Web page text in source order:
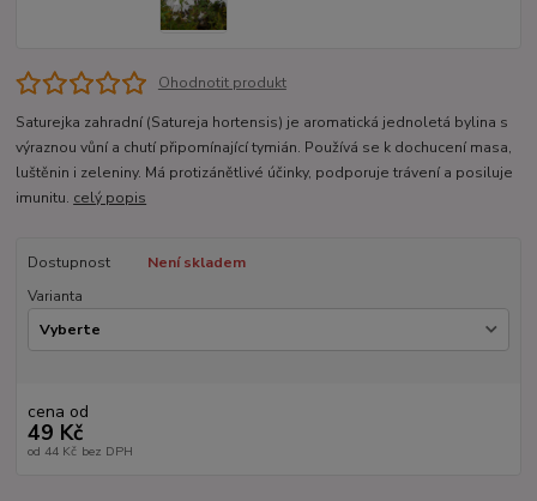
Ohodnotit produkt
Saturejka zahradní (Satureja hortensis) je aromatická jednoletá bylina s
výraznou vůní a chutí připomínající tymián. Používá se k dochucení masa,
luštěnin i zeleniny. Má protizánětlivé účinky, podporuje trávení a posiluje
imunitu. celý popis
Dostupnost
Není skladem
Varianta
cena od
49 Kč
od 44 Kč bez DPH